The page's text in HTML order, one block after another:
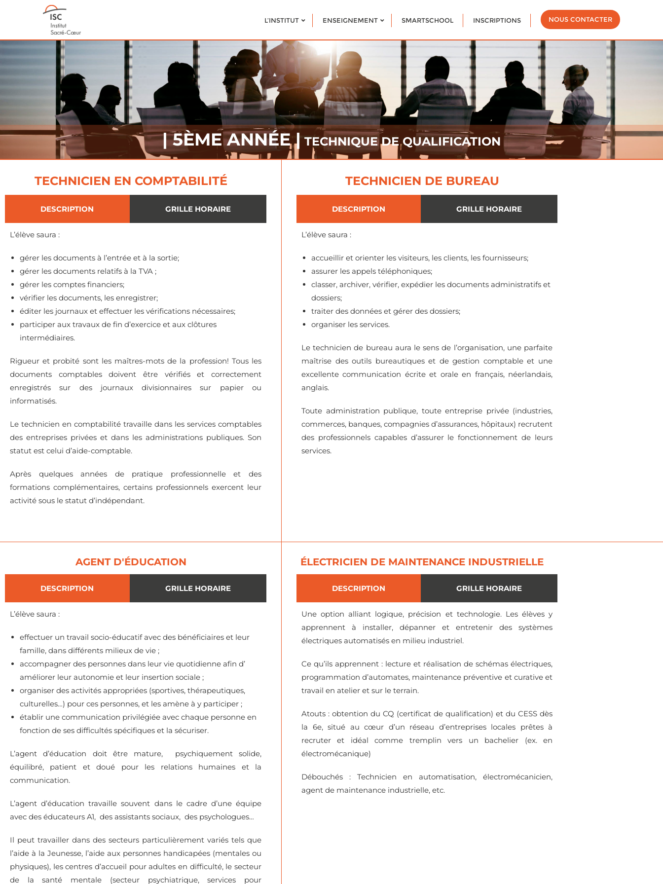
L’INSTITUT ENSEIGNEMENT SMARTSCHOOL INSCRIPTIONS NOUS CONTACTER
| 5ÈME ANNÉE |TECHNIQUE DE QUALIFICATION
TECHNICIEN EN COMPTABILITÉ
DESCRIPTION GRILLE HORAIRE
L’élève saura :
gérer les documents à l’entrée et à la sortie;
gérer les documents relatifs à la TVA ;
gérer les comptes financiers;
vérifier les documents, les enregistrer;
éditer les journaux et effectuer les vérifications nécessaires;
participer aux travaux de fin d’exercice et aux clôtures
intermédiaires.
Rigueur et probité sont les maîtres-mots de la profession! Tous les
documents comptables doivent être vérifiés et correctement
enregistrés sur des journaux divisionnaires sur papier ou
informatisés.
Le technicien en comptabilité travaille dans les services comptables
des entreprises privées et dans les administrations publiques. Son
statut est celui d’aide-comptable.
Après quelques années de pratique professionnelle et des
formations complémentaires, certains professionnels exercent leur
activité sous le statut d’indépendant.
TECHNICIEN DE BUREAU
DESCRIPTION GRILLE HORAIRE
L’élève saura :
accueillir et orienter les visiteurs, les clients, les fournisseurs;
assurer les appels téléphoniques;
classer, archiver, vérifier, expédier les documents administratifs et
dossiers;
traiter des données et gérer des dossiers;
organiser les services.
Le technicien de bureau aura le sens de l’organisation, une parfaite
maîtrise des outils bureautiques et de gestion comptable et une
excellente communication écrite et orale en français, néerlandais,
anglais.
Toute administration publique, toute entreprise privée (industries,
commerces, banques, compagnies d’assurances, hôpitaux) recrutent
des professionnels capables d’assurer le fonctionnement de leurs
services.
AGENT D'ÉDUCATION
DESCRIPTION GRILLE HORAIRE
L’élève saura :
effectuer un travail socio-éducatif avec des bénéficiaires et leur
famille, dans différents milieux de vie ;
accompagner des personnes dans leur vie quotidienne afin d’
améliorer leur autonomie et leur insertion sociale ;
organiser des activités appropriées (sportives, thérapeutiques,
culturelles…) pour ces personnes, et les amène à y participer ;
établir une communication privilégiée avec chaque personne en
fonction de ses difficultés spécifiques et la sécuriser.
L’agent d’éducation doit être mature, psychiquement solide,
équilibré, patient et doué pour les relations humaines et la
communication.
L’agent d’éducation travaille souvent dans le cadre d’une équipe
avec des éducateurs A1, des assistants sociaux, des psychologues…
Il peut travailler dans des secteurs particulièrement variés tels que
l’aide à la Jeunesse, l’aide aux personnes handicapées (mentales ou
physiques), les centres d’accueil pour adultes en difficulté, le secteur
de la santé mentale (secteur psychiatrique, services pour
ÉLECTRICIEN DE MAINTENANCE INDUSTRIELLE
DESCRIPTION GRILLE HORAIRE
Une option alliant logique, précision et technologie. Les élèves y
apprennent à installer, dépanner et entretenir des systèmes
électriques automatisés en milieu industriel.
Ce qu’ils apprennent : lecture et réalisation de schémas électriques,
programmation d’automates, maintenance préventive et curative et
travail en atelier et sur le terrain.
Atouts : obtention du CQ (certificat de qualification) et du CESS dès
la 6e, situé au cœur d’un réseau d’entreprises locales prêtes à
recruter et idéal comme tremplin vers un bachelier (ex. en
électromécanique)
Débouchés : Technicien en automatisation, électromécanicien,
agent de maintenance industrielle, etc.